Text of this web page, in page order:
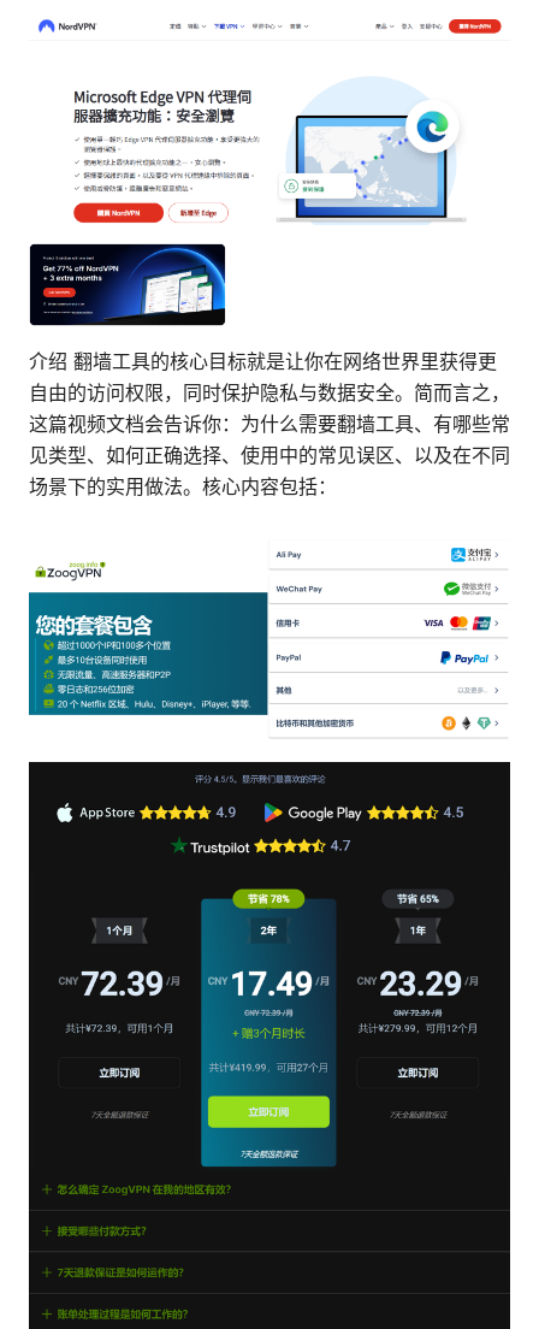
介绍 翻墙工具的核心目标就是让你在网络世界里获得更
自由的访问权限，同时保护隐私与数据安全。简而言之，
这篇视频文档会告诉你：为什么需要翻墙工具、有哪些常
见类型、如何正确选择、使用中的常见误区、以及在不同
场景下的实用做法。核心内容包括：